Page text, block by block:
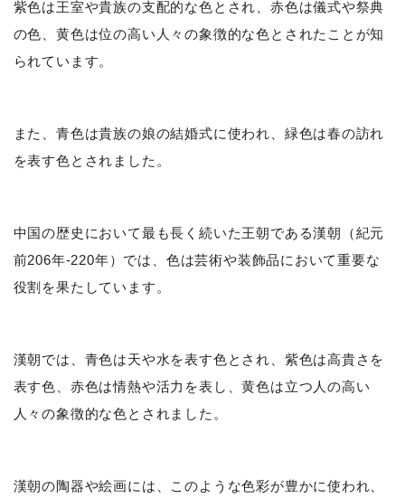
紫色は王室や貴族の支配的な色とされ、赤色は儀式や祭典
の色、黄色は位の高い人々の象徴的な色とされたことが知
られています。
また、青色は貴族の娘の結婚式に使われ、緑色は春の訪れ
を表す色とされました。
中国の歴史において最も長く続いた王朝である漢朝（紀元
前206年-220年）では、色は芸術や装飾品において重要な
役割を果たしています。
漢朝では、青色は天や水を表す色とされ、紫色は高貴さを
表す色、赤色は情熱や活力を表し、黄色は立つ人の高い
人々の象徴的な色とされました。
漢朝の陶器や絵画には、このような色彩が豊かに使われ、